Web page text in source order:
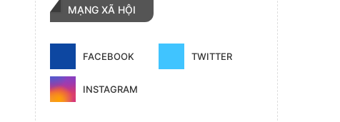
MẠNG XÃ HỘI
FACEBOOK TWITTER
INSTAGRAM